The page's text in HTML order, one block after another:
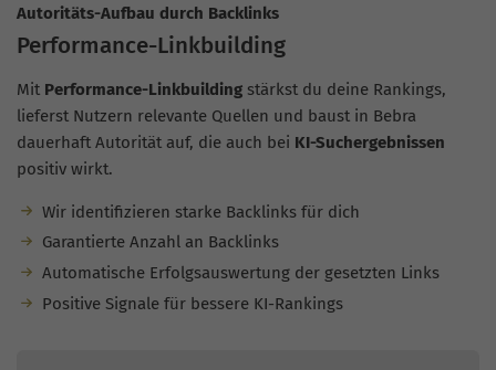
Autoritäts-Aufbau durch Backlinks
Performance-Linkbuilding
Mit Performance-Linkbuilding stärkst du deine Rankings,
lieferst Nutzern relevante Quellen und baust in Bebra
dauerhaft Autorität auf, die auch bei KI-Suchergebnissen
positiv wirkt.
Wir identifizieren starke Backlinks für dich
Garantierte Anzahl an Backlinks
Automatische Erfolgsauswertung der gesetzten Links
Positive Signale für bessere KI-Rankings